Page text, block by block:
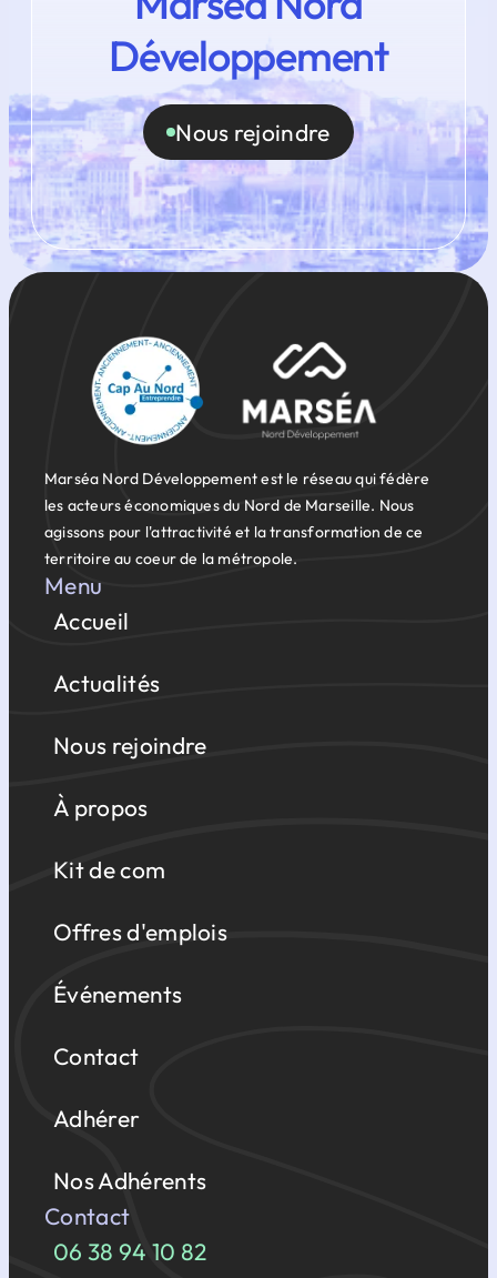
Développement
Nous rejoindre
Marséa Nord Développement est le réseau qui fédère
les acteurs économiques du Nord de Marseille. Nous
agissons pour l'attractivité et la transformation de ce
territoire au coeur de la métropole.
Menu
Accueil
Actualités
Nous rejoindre
À propos
Kit de com
Offres d'emplois
Événements
Contact
Adhérer
Nos Adhérents
Contact
06 38 94 10 82